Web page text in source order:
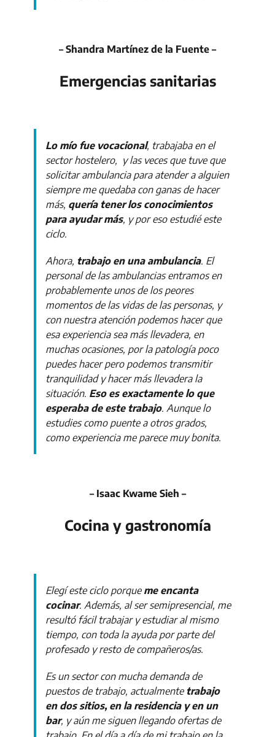
– Shandra Martínez de la Fuente –
Emergencias sanitarias
Lo mío fue vocacional, trabajaba en el
sector hostelero, y las veces que tuve que
solicitar ambulancia para atender a alguien
siempre me quedaba con ganas de hacer
más, quería tener los conocimientos
para ayudar más, y por eso estudié este
ciclo.
Ahora, trabajo en una ambulancia. El
personal de las ambulancias entramos en
probablemente unos de los peores
momentos de las vidas de las personas, y
con nuestra atención podemos hacer que
esa experiencia sea más llevadera, en
muchas ocasiones, por la patología poco
puedes hacer pero podemos transmitir
tranquilidad y hacer más llevadera la
situación. Eso es exactamente lo que
esperaba de este trabajo. Aunque lo
estudies como puente a otros grados,
como experiencia me parece muy bonita.
– Isaac Kwame Sieh –
Cocina y gastronomía
Elegí este ciclo porque me encanta
cocinar. Además, al ser semipresencial, me
resultó fáciltrabajar y estudiar al mismo
tiempo, con toda la ayuda por parte del
profesado y resto de compañeros/as.
Es un sector con mucha demanda de
puestos de trabajo, actualmente trabajo
en dos sitios, en la residencia y en un
bar, y aún me siguen llegando ofertas de